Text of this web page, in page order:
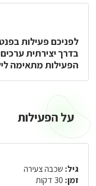
לפניכם פעילות
בדרך יצירתית
הפעילות מתאימה
על הפעילות
גיל: שכבה צעירה
זמן: 30 דקות